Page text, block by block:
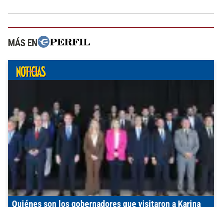
MÁS EN
Quiénes son los gobernadores que visitaron a Karina